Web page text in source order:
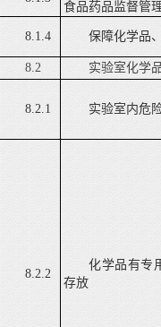
食品药品监督管
8.1.4 保障化学品
8.2 实验室化学
8.2.1 实验室内危
8.2.2
化学品有专
存放